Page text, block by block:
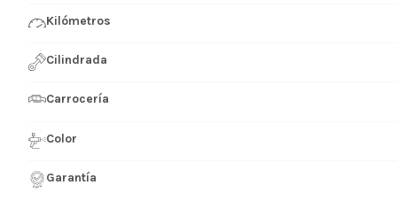
Kilómetros
Cilindrada
Carrocería
Color
Garantía